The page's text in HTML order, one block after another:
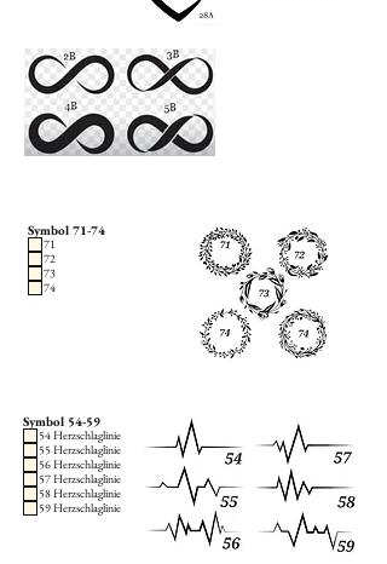
Symbol 71-74
71
72
73
74
Symbol 54-59
54 Herzschlaglinie
55 Herzschlaglinie
56 Herzschlaglinie
57 Herzschlaglinie
58 Herzschlaglinie
59 Herzschlaglinie